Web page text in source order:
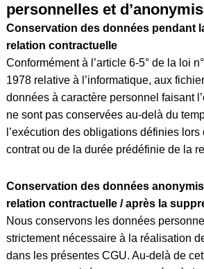
personnelles et
Conservation des données pendant
relation contractuelle
Conformément à l’article 6-5° de la loi
1978 relative à l’informatique, aux
données à caractère personnel faisant
ne sont pas conservées au-delà du
l’exécution des obligations définies
contrat ou de la durée prédéfinie de la
Conservation des données
relation contractuelle / après la
Nous conservons les données
strictement nécessaire à la réalisation
dans les présentes CGU. Au-delà de